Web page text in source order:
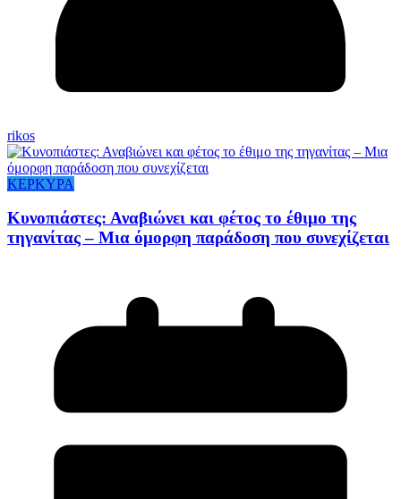
rikos
ΚΕΡΚΥΡΑ
Κυνοπιάστες: Αναβιώνει και φέτος το έθιμο της
τηγανίτας – Μια όμορφη παράδοση που συνεχίζεται